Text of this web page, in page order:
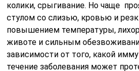
колики, срыгивание. Но чаще
стулом со слизью, кровью и
повышением температуры,
животе и сильным
зависимости от того, какой
течение заболевания может